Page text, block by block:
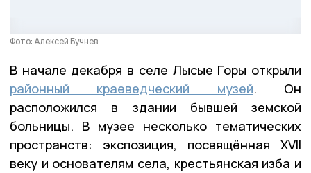
Фото: Алексей Бучнев
В начале декабря в селе Лысые Горы открыли
районный краеведческий музей. Он
расположился в здании бывшей земской
больницы. В музее несколько тематических
пространств: экспозиция, посвящённая XVII
веку и основателям села, крестьянская изба и